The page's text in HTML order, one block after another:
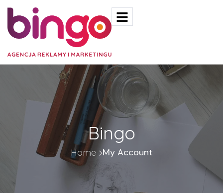
Bingo
Home My Account